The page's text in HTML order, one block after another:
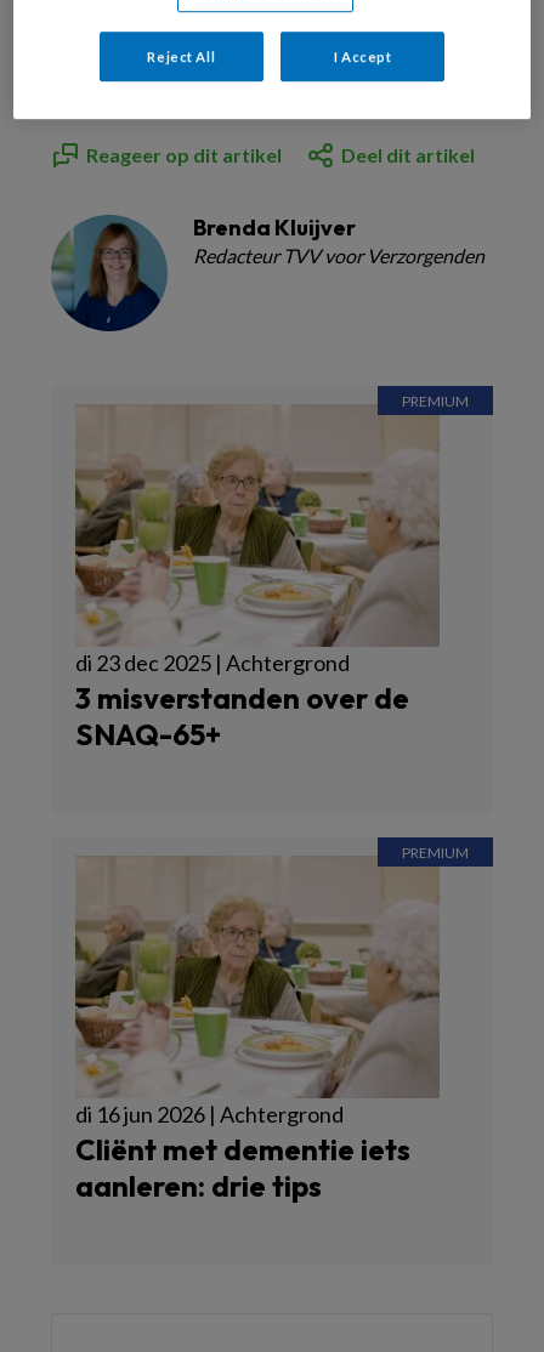
Al abonnee?Log dan in
Reageer op dit artikel Deel dit artikel
Brenda Kluijver
Redacteur TVV voor Verzorgenden
di 23 dec 2025 | Achtergrond
3 misverstanden over de
SNAQ-65+
di 16 jun 2026 | Achtergrond
Cliënt met dementie iets
aanleren: drie tips
Reject All I Accept